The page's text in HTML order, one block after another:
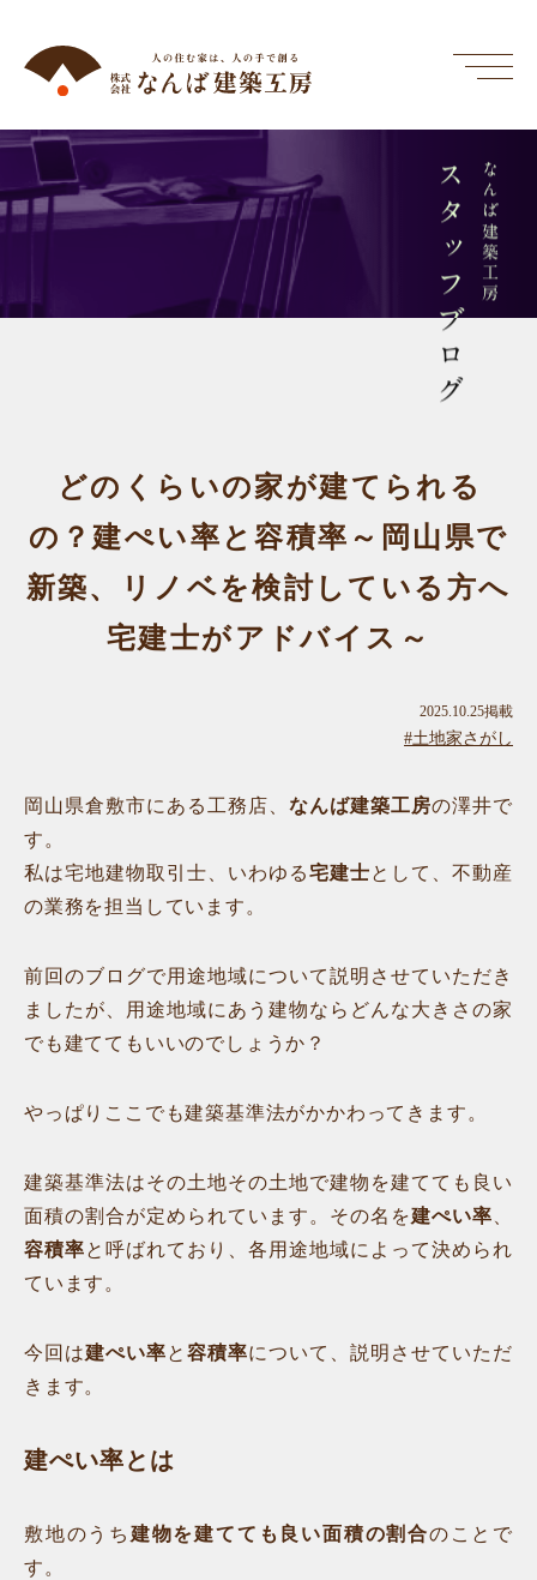
なんば建築工房
スタッフブログ
どのくらいの家が建てられる
の？建ぺい率と容積率～岡山県で
新築、リノベを検討している方へ
宅建士がアドバイス～
2025.10.25掲載
#土地家さがし
岡山県倉敷市にある工務店、なんば建築工房の澤井で
す。
私は宅地建物取引士、いわゆる宅建士として、不動産
の業務を担当しています。
前回のブログで用途地域について説明させていただき
ましたが、用途地域にあう建物ならどんな大きさの家
でも建ててもいいのでしょうか？
やっぱりここでも建築基準法がかかわってきます。
建築基準法はその土地その土地で建物を建てても良い
面積の割合が定められています。その名を建ぺい率
容積率と呼ばれており、各用途地域によって決められ
ています。
今回は建ぺい率と容積率について、説明させていただ
きます。
建ぺい率とは
敷地のうち 建物を建てても良い面積の割合のことで
す。